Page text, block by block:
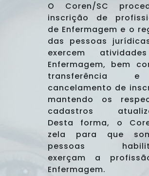
O Coren/SC
inscrição de
de Enfermagem e o
das pessoas
exercem
Enfermagem, bem
transferência
cancelamento de
mantendo os
cadastros
Desta forma, o
zela para que
pessoas
exerçam a
Enfermagem.